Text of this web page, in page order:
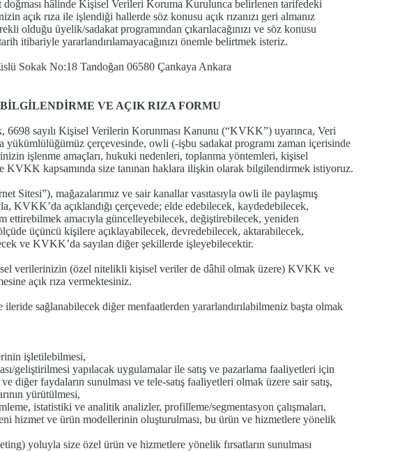
doğması hâlinde Kişisel Verileri Koruma Kurulunca belirlenen tarifedeki
açık rıza ile işlendiği hallerde söz konusu açık rızanızı geri almanız
olduğu üyelik/sadakat programından çıkarılacağınızı ve söz konusu
itibariyle yararlandırılamayacağınızı önemle belirtmek isteriz.
Sokak No:18 Tandoğan 06580 Çankaya Ankara
VE AÇIK RIZA FORMU
6698 sayılı Kişisel Verilerin Korunması Kanunu (“KVKK”) uyarınca, Veri
yükümlülüğümüz çerçevesinde, owli (-işbu sadakat programı zaman içerisinde
işlenme amaçları, hukuki nedenleri, toplanma yöntemleri, kişisel
KVKK kapsamında size tanınan haklara ilişkin olarak bilgilendirmek istiyoruz.
mağazalarımız ve sair kanallar vasıtasıyla owli ile paylaşmış
KVKK’da açıklandığı çerçevede; elde edebilecek, kaydedebilecek,
ettirebilmek amacıyla güncelleyebilecek, değiştirebilecek, yeniden
üçüncü kişilere açıklayabilecek, devredebilecek, aktarabilecek,
ve KVKK’da sayılan diğer şekillerde işleyebilecektir.
verilerinizin (özel nitelikli kişisel veriler de dâhil olmak üzere) KVKK ve
açık rıza vermektesiniz.
sağlanabilecek diğer menfaatlerden yararlandırılabilmeniz başta olmak
işletilebilmesi,
geliştirilmesi yapılacak uygulamalar ile satış ve pazarlama faaliyetleri için
diğer faydaların sunulması ve tele-satış faaliyetleri olmak üzere sair satış,
yürütülmesi,
istatistiki ve analitik analizler, profilleme/segmentasyon çalışmaları,
hizmet ve ürün modellerinin oluşturulması, bu ürün ve hizmetlere yönelik
yoluyla size özel ürün ve hizmetlere yönelik fırsatların sunulması